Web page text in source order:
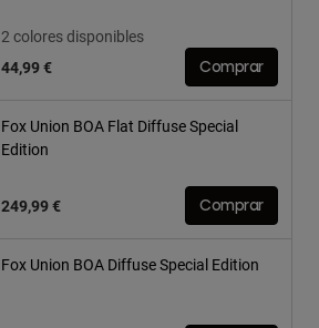
2 colores disponibles
44,99 €
Comprar
Fox Union BOA Flat Diffuse Special
Edition
249,99 € Comprar
Fox Union BOA Diffuse Special Edition